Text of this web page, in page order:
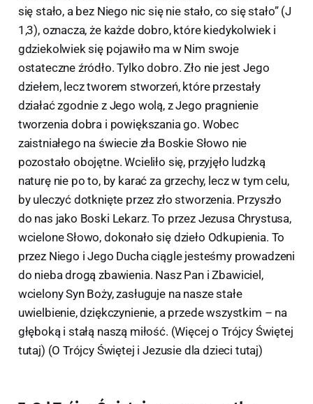
się stało, a bez Niego nic się nie stało, co się stało” (J
1,3), oznacza, że każde dobro, które kiedykolwiek i
gdziekolwiek się pojawiło ma w Nim swoje
ostateczne źródło. Tylko dobro. Zło nie jest Jego
dziełem, lecz tworem stworzeń, które przestały
działać zgodnie z Jego wolą, z Jego pragnienie
tworzenia dobra i powiększania go. Wobec
zaistniałego na świecie zła Boskie Słowo nie
pozostało obojętne. Wcieliło się, przyjęło ludzką
naturę nie po to, by karać za grzechy, lecz w tym celu,
by uleczyć dotknięte przez zło stworzenia. Przyszło
do nas jako Boski Lekarz. To przez Jezusa Chrystusa,
wcielone Słowo, dokonało się dzieło Odkupienia. To
przez Niego i Jego Ducha ciągle jesteśmy prowadzeni
do nieba drogą zbawienia. Nasz Pan i Zbawiciel,
wcielony Syn Boży, zasługuje na nasze stałe
uwielbienie, dziękczynienie, a przede wszystkim – na
głęboką i stałą naszą miłość. (Więcej o Trójcy Świętej
tutaj) (O Trójcy Świętej i Jezusie dla dzieci tutaj)